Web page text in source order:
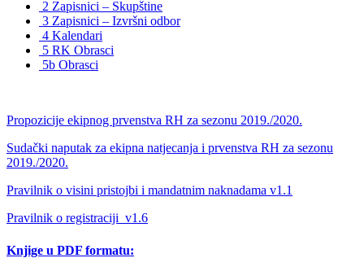
2 Zapisnici – Skupštine
3 Zapisnici – Izvršni odbor
4 Kalendari
5 RK Obrasci
5b Obrasci
Propozicije ekipnog prvenstva RH za sezonu 2019./2020.
Sudački naputak za ekipna natjecanja i prvenstva RH za sezonu
2019./2020.
Pravilnik o visini pristojbi i mandatnim naknadama v1.1
Pravilnik o registraciji_v1.6
Knjige u PDF formatu: